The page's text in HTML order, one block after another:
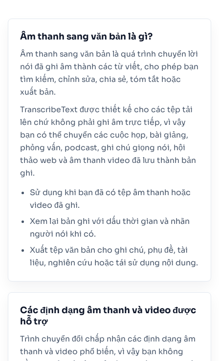
Âm thanh sang văn bản là gì?
Âm thanh sang văn bản là quá trình chuyển lời
nói đã ghi âm thành các từ viết, cho phép bạn
tìm kiếm, chỉnh sửa, chia sẻ, tóm tắt hoặc
xuất bản.
TranscribeText được thiết kế cho các tệp tải
lên chứ không phải ghi âm trực tiếp, vì vậy
bạn có thể chuyển các cuộc họp, bài giảng,
phỏng vấn, podcast, ghi chú giọng nói, hội
thảo web và âm thanh video đã lưu thành bản
ghi.
Sử dụng khi bạn đã có tệp âm thanh hoặc
video đã ghi.
Xem lại bản ghi với dấu thời gian và nhãn
người nói khi có.
Xuất tệp văn bản cho ghi chú, phụ đề, tài
liệu, nghiên cứu hoặc tái sử dụng nội dung.
Các định dạng âm thanh và video được
hỗ trợ
Trình chuyển đổi chấp nhận các định dạng âm
thanh và video phổ biến, vì vậy bạn không